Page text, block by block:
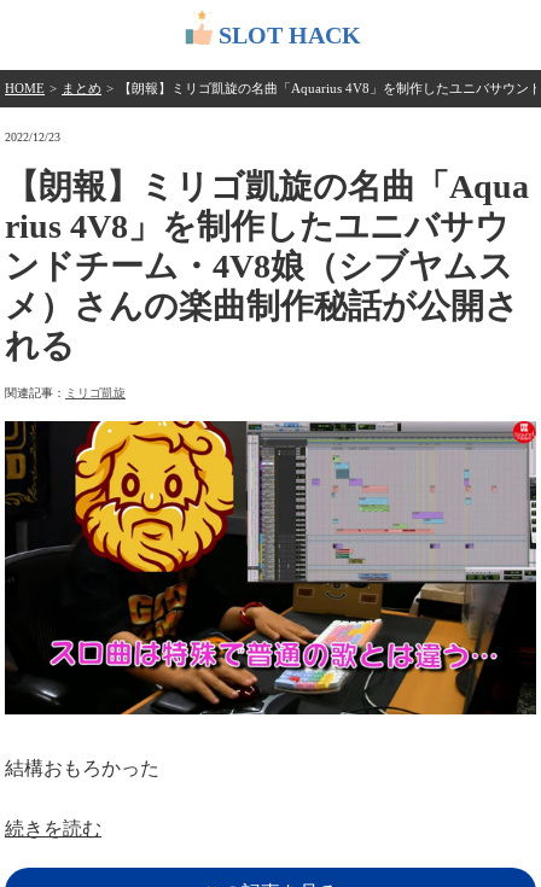
SLOT HACK
HOME > まとめ > 【朗報】ミリゴ凱旋の名曲「Aquarius 4V8」を制作したユニバサウ
2022/12/23
【朗報】ミリゴ凱旋の名曲「Aqua
rius 4V8」を制作したユニバサウ
ンドチーム・4V8娘（シブヤムス
メ）さんの楽曲制作秘話が公開さ
れる
関連記事： ミリゴ凱旋
結構おもろかった
続きを読む